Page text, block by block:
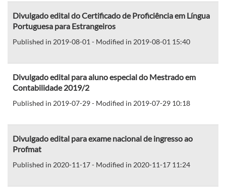
Divulgado edital do Certificado de Proficiência em Língua
Portuguesa para Estrangeiros
Published in 2019-08-01 - Modified in 2019-08-01 15:40
Divulgado edital para aluno especial do Mestrado em
Contabilidade 2019/2
Published in 2019-07-29 - Modified in 2019-07-29 10:18
Divulgado edital para exame nacional de ingresso ao
Profmat
Published in 2020-11-17 - Modified in 2020-11-17 11:24